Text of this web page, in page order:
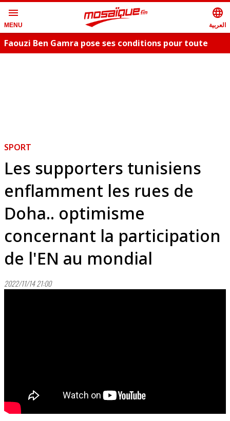
menu
MENU
language
العربية
Faouzi Ben Gamra pose ses conditions pour toute
SPORT
Les supporters tunisiens
enflamment les rues de
Doha.. optimisme
concernant la participation
de l'EN au mondial
2022/11/14 21:00